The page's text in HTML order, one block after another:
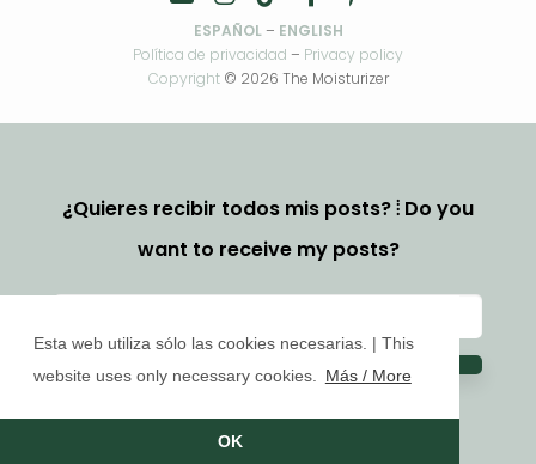
Esta web utiliza sólo las cookies necesarias. | This
website uses only necessary cookies.
Más / More
OK
ESPAÑOL– ENGLISH
Política de privacidad – Privacy policy
Copyright© 2026 The Moisturizer
¿Quieres recibir todos mis posts? ⦙ Do you
want to receive my posts?